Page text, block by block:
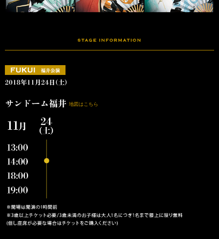
2018年11月24日(土)
サンドーム福井 地図はこちら